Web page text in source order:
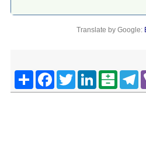
Translate by Google:
اشتراک
FacebookTwitter
LinkedInBalatarin
Telegram